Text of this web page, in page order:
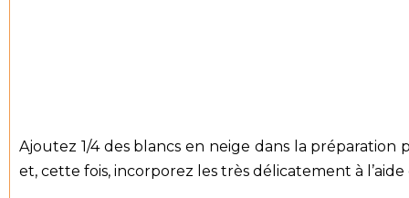
Ajoutez 1/4 des blancs en neige dans la
et, cette fois, incorporez les très délicatement à